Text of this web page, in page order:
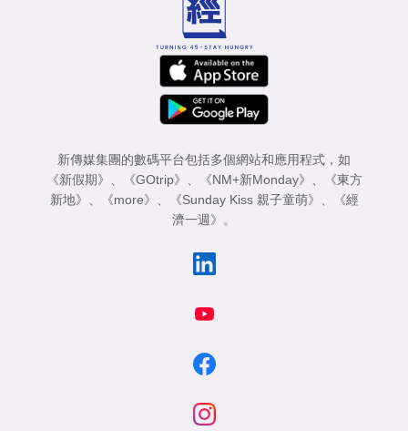
新傳媒集團的數碼平台包括多個網站和應用程式，如
《新假期》
《GOtrip》 《NM+新Monday》
《東方
新地》
《more》 《Sunday Kiss 親子童萌》
《經
濟一週》
。